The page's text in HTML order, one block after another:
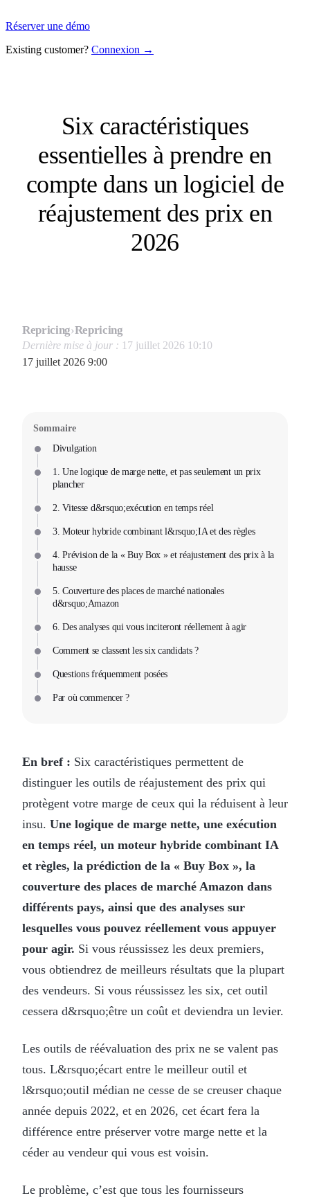
Réserver une démo
Existing customer? Connexion →
Six caractéristiques
essentielles à prendre en
compte dans un logiciel de
réajustement des prix en
2026
Repricing›Repricing
Dernière mise à jour : 17 juillet 2026 10:10
17 juillet 2026 9:00
Sommaire
Divulgation
1. Une logique de marge nette, et pas seulement un prix
plancher
2. Vitesse d&rsquo;exécution en temps réel
3. Moteur hybride combinant l&rsquo;IA et des règles
4. Prévision de la « Buy Box » et réajustement des prix à la
hausse
5. Couverture des places de marché nationales
d&rsquo;Amazon
6. Des analyses qui vous inciteront réellement à agir
Comment se classent les six candidats ?
Questions fréquemment posées
Par où commencer ?
En bref : Six caractéristiques permettent de
distinguer les outils de réajustement des prix qui
protègent votre marge de ceux qui la réduisent à leur
insu. Une logique de marge nette, une exécution
en temps réel, un moteur hybride combinant IA
et règles, la prédiction de la « Buy Box », la
couverture des places de marché Amazon dans
différents pays, ainsi que des analyses sur
lesquelles vous pouvez réellement vous appuyer
pour agir. Si vous réussissez les deux premiers,
vous obtiendrez de meilleurs résultats que la plupart
des vendeurs. Si vous réussissez les six, cet outil
cessera d&rsquo;être un coût et deviendra un levier.
Les outils de réévaluation des prix ne se valent pas
tous. L&rsquo;écart entre le meilleur outil et
l&rsquo;outil médian ne cesse de se creuser chaque
année depuis 2022, et en 2026, cet écart fera la
différence entre préserver votre marge nette et la
céder au vendeur qui vous est voisin.
Le problème, c’est que tous les fournisseurs